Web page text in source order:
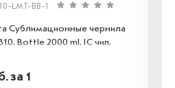
LMT-BB-1
Сублимационные чернила
Bottle 2000 ml. IC чип.
за 1